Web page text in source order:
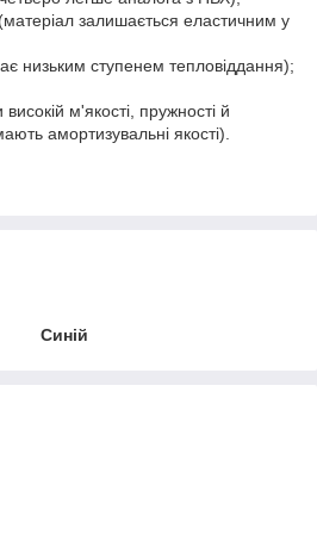
залишається еластичним у
низьким ступенем тепловіддання);
м'якості, пружності й
амортизувальні якості).
Синій